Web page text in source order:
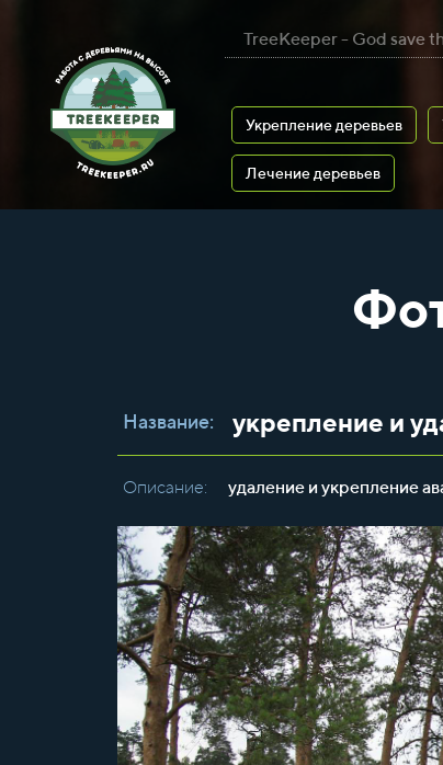
TreeKeeper - God save
Укрепление деревьев
Лечение деревьев
Название: укрепление и
Описание: удаление и укрепление